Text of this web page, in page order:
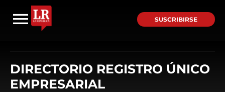
SUSCRIBIRSE
DIRECTORIO REGISTRO ÚNICO
EMPRESARIAL